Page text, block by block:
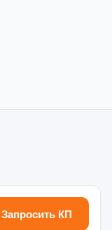
Запросить КП